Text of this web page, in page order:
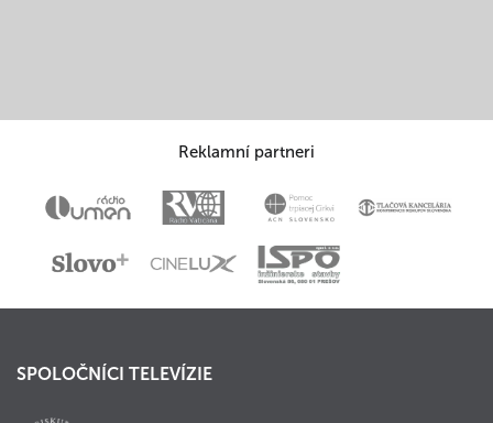
Reklamní partneri
SPOLOČNÍCI TELEVÍZIE